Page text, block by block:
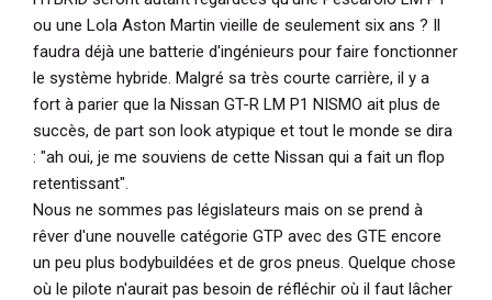
ou une Lola Aston Martin vieille de seulement six ans ? Il
faudra déjà une batterie d'ingénieurs pour faire fonctionner
le système hybride. Malgré sa très courte carrière, il y a
fort à parier que la Nissan GT-R LM P1 NISMO ait plus de
succès, de part son look atypique et tout le monde se dira
: "ah oui, je me souviens de cette Nissan qui a fait un flop
retentissant".
Nous ne sommes pas législateurs mais on se prend à
rêver d'une nouvelle catégorie GTP avec des GTE encore
un peu plus bodybuildées et de gros pneus. Quelque chose
où le pilote n'aurait pas besoin de réfléchir où il faut lâcher